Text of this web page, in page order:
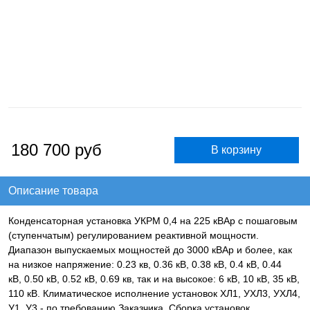
180 700 руб
Описание товара
Конденсаторная установка УКРМ 0,4 на 225 кВАр с пошаговым
(ступенчатым) регулированием реактивной мощности.
Диапазон выпускаемых мощностей до 3000 кВАр и более, как
на низкое напряжение: 0.23 кв, 0.36 кВ, 0.38 кВ, 0.4 кВ, 0.44
кВ, 0.50 кВ, 0.52 кВ, 0.69 кв, так и на высокое: 6 кВ, 10 кВ, 35 кВ,
110 кВ. Климатическое исполнение установок ХЛ1, УХЛ3, УХЛ4,